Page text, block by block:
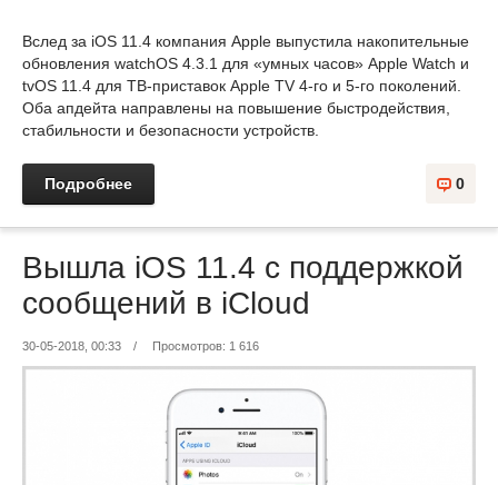
Вслед за iOS 11.4 компания Apple выпустила накопительные
обновления watchOS 4.3.1 для «умных часов» Apple Watch и
tvOS 11.4 для ТВ-приставок Apple TV 4-го и 5-го поколений.
Оба апдейта направлены на повышение быстродействия,
стабильности и безопасности устройств.
Подробнее 0
Вышла iOS 11.4 с поддержкой
сообщений в iCloud
30-05-2018, 00:33 / Просмотров: 1 616